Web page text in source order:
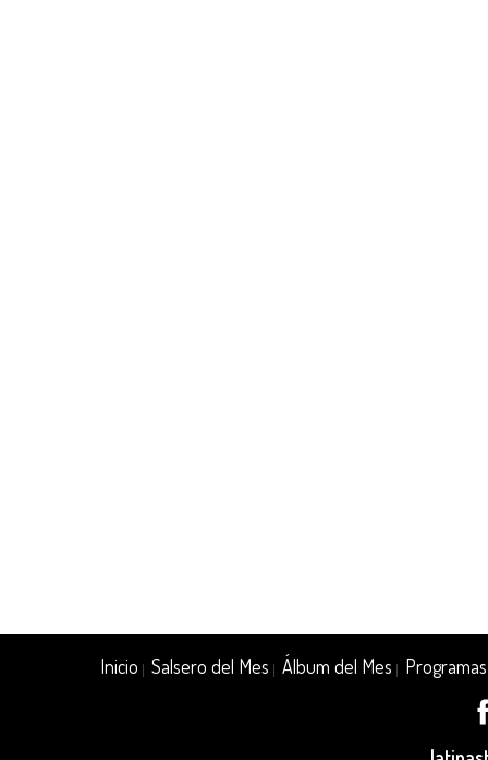
Inicio |Salsero del Mes |Álbum del Mes Programas